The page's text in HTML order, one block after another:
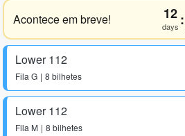
Acontece em breve! 12
days :
Lower 112
Fila G 8 bilhetes
Lower 112
Fila M 8 bilhetes